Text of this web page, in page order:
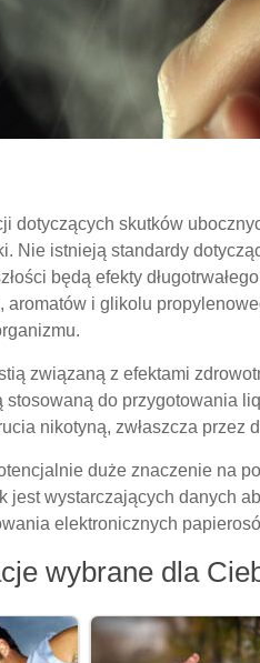
dotyczących skutków
Nie istnieją standardy
będą efekty
aromatów i glikolu
związaną z efektami
stosowaną do przygotowania
nikotyną, zwłaszcza przez
duże znaczenie na
jest wystarczających danych
elektronicznych
wybrane dla